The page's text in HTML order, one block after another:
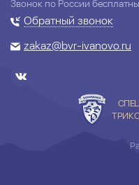
Звонок по России
Обратный звонок
zakaz@bvr-ivanovo.ru